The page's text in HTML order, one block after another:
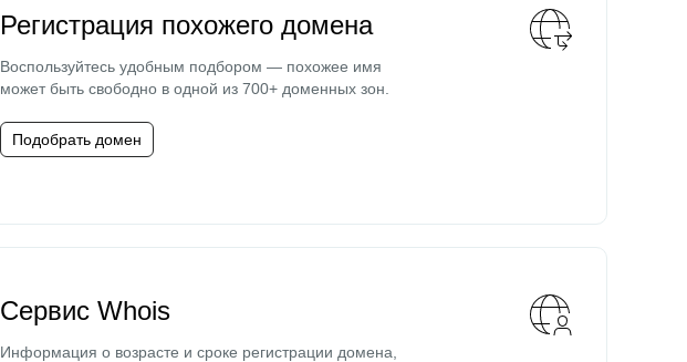
Регистрация похожего домена
Воспользуйтесь удобным подбором — похожее имя
может быть свободно в одной из 700+ доменных зон.
Подобрать домен
Сервис Whois
Информация о возрасте и сроке регистрации домена,